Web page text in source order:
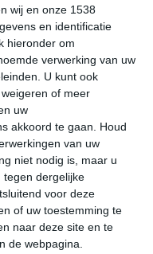
wij en onze 1538
en identificatie
hieronder om
verwerking van uw
U kunt ook
of meer
uw
akkoord te gaan.
Houd
van uw
niet nodig is, maar u
tegen dergelijke
voor deze
of uw toestemming te
naar deze site en te
de webpagina.
18°
di
22° 12°
19:00 22:00
19:00 22:00